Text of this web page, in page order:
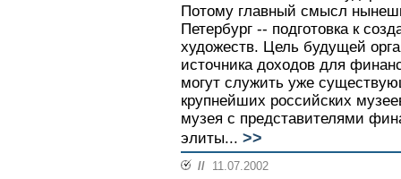
Потому главный смысл
Петербург -- подготовка к
художеств. Цель будущей
источника доходов для
могут служить уже
крупнейших российских
музея с представителями
элиты... >>
// 11.07.2002